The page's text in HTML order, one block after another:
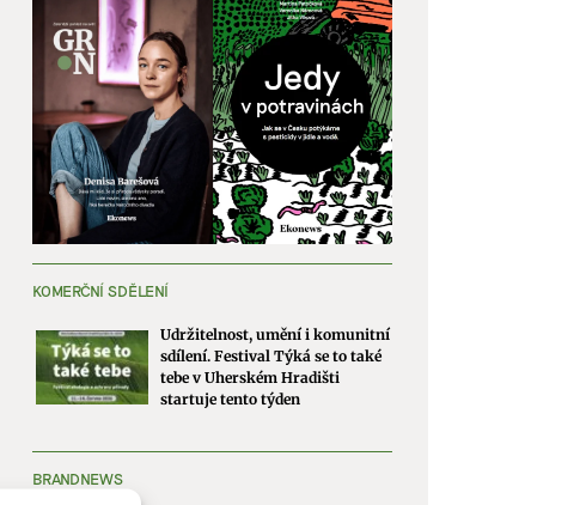
KOMERČNÍ SDĚLENÍ
Udržitelnost, umění i komunitní
sdílení. Festival Týká se to také
tebe v Uherském Hradišti
startuje tento týden
BRANDNEWS